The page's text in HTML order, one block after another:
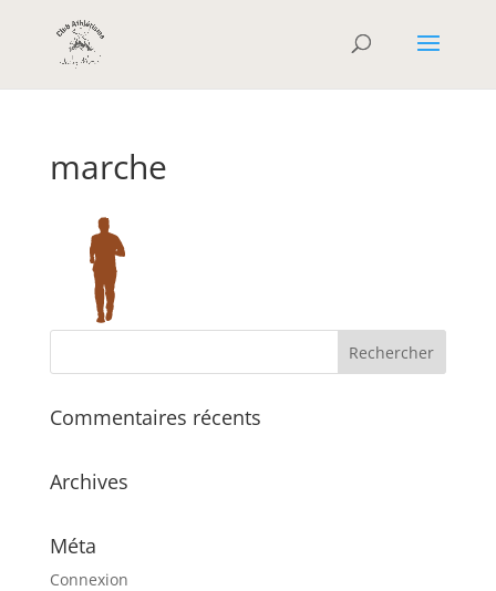
marche
Commentaires récents
Archives
Méta
Connexion